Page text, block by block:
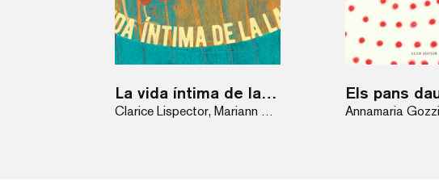
La vida íntima de la Laura
Clarice Lispector, Mariann Máray